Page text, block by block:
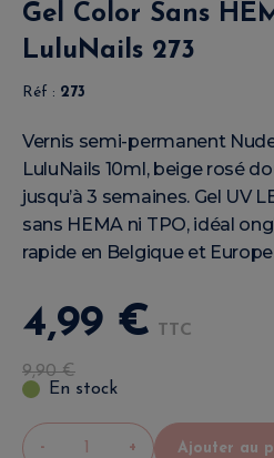
Gel Color Sans
LuluNails 273
Réf : 273
Vernis semi-permanent
LuluNails 10ml, beige rosé
jusqu’à 3 semaines. Gel UV
sans HEMA ni TPO, idéal
rapide en Belgique et
4,99 € TTC
9,90€
En stock
- + Ajouter au